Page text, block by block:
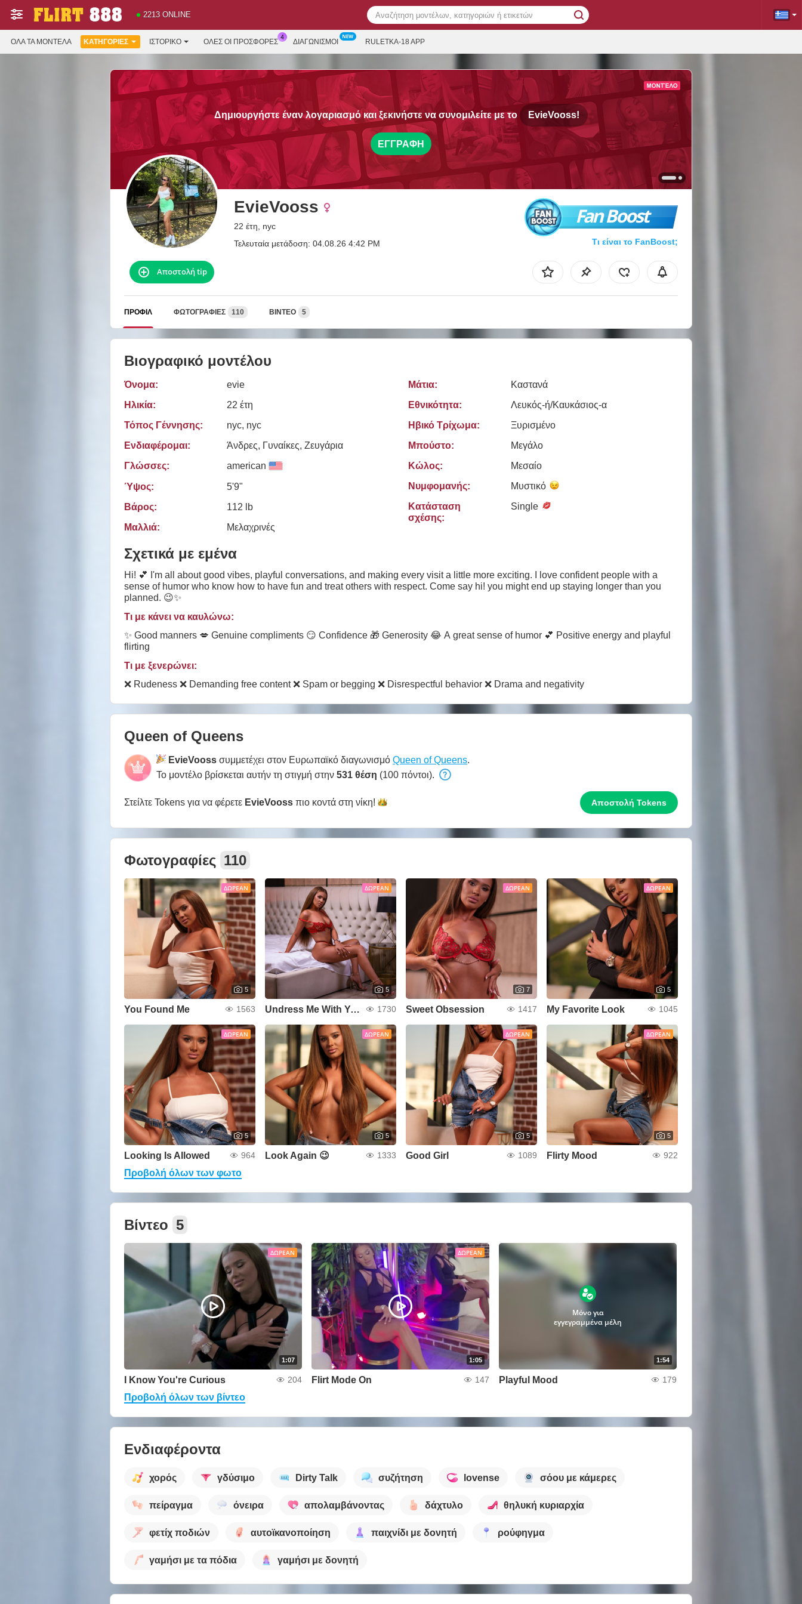
2213 ONLINE
ΌΛΑ ΤΑ ΜΟΝΤΈΛΑ ΚΑΤΗΓΟΡΊΕΣ ΙΣΤΟΡΙΚΌ ΟΛΕΣ ΟΙ ΠΡΟΣΦΟΡΕΣ ΔΙΑΓΩΝΙΣΜΟΊ RULETKA-18 APP
Δημιουργήστε έναν λογαριασμό και ξεκινήστε να συνομιλείτε με το EvieVooss!
ΕΓΓΡΑΦΉ
EvieVooss
22 έτη, nyc
Τελευταία μετάδοση: 04.08.26 4:42 PM
Fan Boost
Τι είναι το FanBoost;
Αποστολή tip
ΠΡΟΦΊΛ ΦΩΤΟΓΡΑΦΊΕΣ 110 ΒΊΝΤΕΟ 5
Βιογραφικό μοντέλου
Όνομα:
evie
Ηλικία:
22 έτη
Τόπος Γέννησης:
nyc, nyc
Ενδιαφέρομαι:
Άνδρες, Γυναίκες, Zευγάρια
Γλώσσες:
american
Ύψος:
5'9"
Βάρος:
112 lb
Μαλλιά:
Μελαχρινές
Μάτια:
Καστανά
Εθνικότητα:
Λευκός-ή/Καυκάσιος-α
Ηβικό Τρίχωμα:
Ξυρισμένο
Μπούστο:
Μεγάλο
Κώλος:
Μεσαίο
Νυμφομανής:
Μυστικό
Κατάσταση
σχέσης:
Single
Σχετικά με εμένα
Hi! 💕 I'm all about good vibes, playful conversations, and making every visit a little more exciting. I love confident people with a
sense of humor who know how to have fun and treat others with respect. Come say hi! you might end up staying longer than you
planned. 😉✨
Τι με κάνει να καυλώνω:
✨ Good manners 💋 Genuine compliments 😏 Confidence 🎁 Generosity 😂 A great sense of humor 💕 Positive energy and playful
flirting
Τι με ξενερώνει:
❌ Rudeness ❌ Demanding free content ❌ Spam or begging ❌ Disrespectful behavior ❌ Drama and negativity
Queen of Queens
EvieVooss συμμετέχει στον Ευρωπαϊκό διαγωνισμό Queen of Queens.
Το μοντέλο βρίσκεται αυτήν τη στιγμή στην 531 θέση (100 πόντοι).
Στείλτε Tokens για να φέρετε EvieVooss πιο κοντά στη νίκη! Αποστολή Tokens
Φωτογραφίες 110
ΔΩΡΕΆΝ
5
You Found Me 1563
ΔΩΡΕΆΝ
5
Undress Me With Your Eyes 1730
ΔΩΡΕΆΝ
7
Sweet Obsession 1417
ΔΩΡΕΆΝ
5
My Favorite Look 1045
ΔΩΡΕΆΝ
5
Looking Is Allowed 964
ΔΩΡΕΆΝ
5
Look Again 😉 1333
ΔΩΡΕΆΝ
5
Good Girl 1089
ΔΩΡΕΆΝ
5
Flirty Mood 922
Προβολή όλων των φωτο
Βίντεο 5
ΔΩΡΕΆΝ
1:07
I Know You're Curious 204
ΔΩΡΕΆΝ
1:05
Flirt Mode On 147
1:54
Μόνο για
εγγεγραμμένα μέλη
Playful Mood 179
Προβολή όλων των βίντεο
Ενδιαφέροντα
χορός γδύσιμο Dirty Talk συζήτηση lovense σόου με κάμερες
πείραγμα όνειρα απολαμβάνοντας δάχτυλο θηλυκή κυριαρχία
φετίχ ποδιών αυτοϊκανοποίηση παιχνίδι με δονητή ρούφηγμα
γαμήσι με τα πόδια γαμήσι με δονητή